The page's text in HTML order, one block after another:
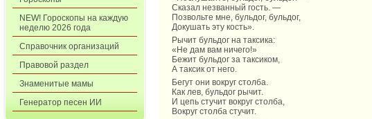
NEW! Гороскопы на каждую
неделю 2026 года
Справочник организаций
Правовой раздел
Знаменитые мамы
Генератор песен ИИ
Сказал незванный гость. —
Позвольте мне, бульдог, бульдог,
Докушать эту кость».
Рычит бульдог на таксика:
«Не дам вам ничего!»
Бежит бульдог за таксиком,
А таксик от него.
Бегут они вокруг столба.
Как лев, бульдог рычит.
И цепь стучит вокруг столба,
Вокруг столба стучит.